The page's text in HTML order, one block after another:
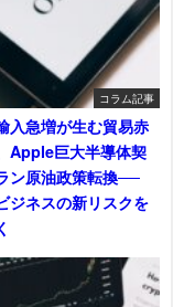
コラム記事
入急増が生む貿易赤
Apple巨大半導体契
ン原油政策転換──
ジネスの新リスクを